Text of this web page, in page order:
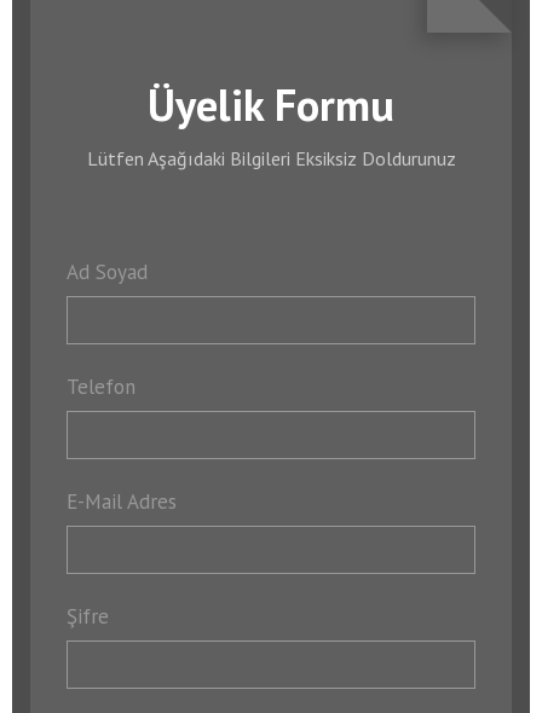
Üyelik Formu
Lütfen Aşağıdaki Bilgileri Eksiksiz Doldurunuz
Ad Soyad
Telefon
E-Mail Adres
Şifre